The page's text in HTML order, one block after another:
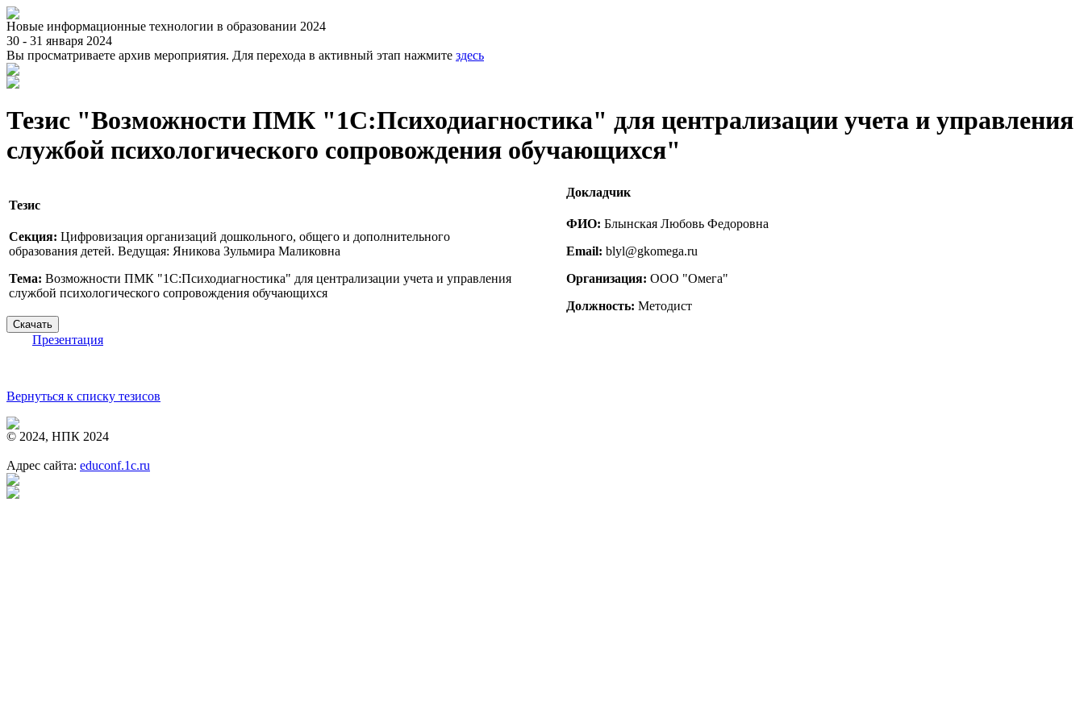
Новые информационные технологии в образовании 2024
30 - 31 января 2024
Вы просматриваете архив мероприятия. Для перехода в активный этап нажмите здесь
Тезис "Возможности ПМК "1С:Психодиагностика" для централизации учета и управления
службой психологического сопровождения обучающихся"
Тезис
Секция: Цифровизация организаций дошкольного, общего и дополнительного
образования детей. Ведущая: Яникова Зульмира Маликовна
Тема: Возможности ПМК "1С:Психодиагностика" для централизации учета и управления
службой психологического сопровождения обучающихся
Докладчик
ФИО: Блынская Любовь Федоровна
Email: blyl@gkomega.ru
Организация: ООО "Омега"
Должность: Методист
Презентация
Вернуться к списку тезисов
© 2024, НПК 2024
Адрес сайта: educonf.1c.ru